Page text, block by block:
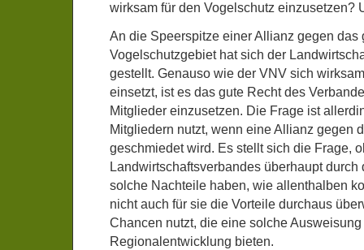
wirksam für den Vogelschutz einzusetzen?
An die Speerspitze einer Allianz gegen das
Vogelschutzgebiet hat sich der
gestellt. Genauso wie der VNV sich
einsetzt, ist es das gute Recht des
Mitglieder einzusetzen. Die Frage ist
Mitgliedern nutzt, wenn eine Allianz gegen
geschmiedet wird. Es stellt sich die Frage,
Landwirtschaftsverbandes überhaupt
solche Nachteile haben, wie allenthalben
nicht auch für sie die Vorteile durchaus
Chancen nutzt, die eine solche Ausweisung
Regionalentwicklung bieten.